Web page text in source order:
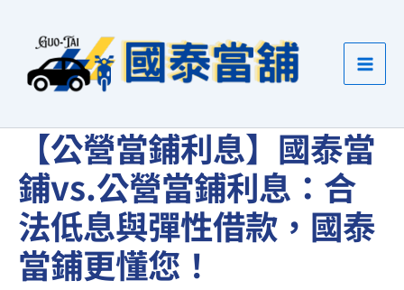
容
【公營當鋪利息】國泰當
鋪vs.公營當鋪利息：合
法低息與彈性借款，國泰
當鋪更懂您！